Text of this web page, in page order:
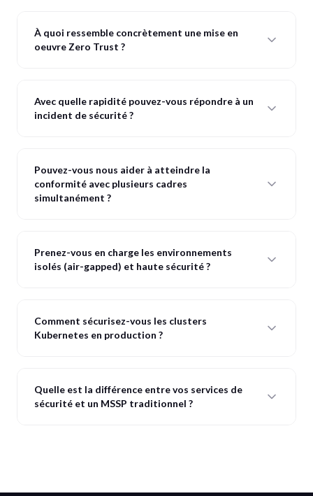
À quoi ressemble concrètement une mise en
oeuvre Zero Trust ?
Avec quelle rapidité pouvez-vous répondre à un
incident de sécurité ?
Pouvez-vous nous aider à atteindre la
conformité avec plusieurs cadres
simultanément ?
Prenez-vous en charge les environnements
isolés (air-gapped) et haute sécurité ?
Comment sécurisez-vous les clusters
Kubernetes en production ?
Quelle est la différence entre vos services de
sécurité et un MSSP traditionnel ?